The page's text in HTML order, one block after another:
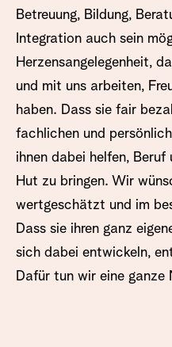
Betreuung, Bildung,
Integration auch sein
Herzensangelegenheit,
und mit uns arbeiten,
haben. Dass sie fair
fachlichen und
ihnen dabei helfen,
Hut zu bringen. Wir
wertgeschätzt und im
Dass sie ihren ganz
sich dabei entwickeln,
Dafür tun wir eine ganze